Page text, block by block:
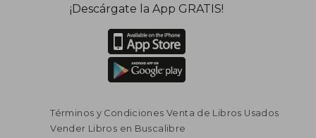
¡Descárgate la App GRATIS!
Términos y Condiciones Venta de Libros Usados
Vender Libros en Buscalibre